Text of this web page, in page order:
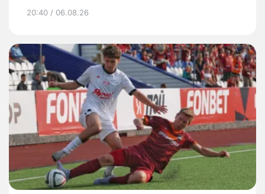
20:40 / 06.08.26